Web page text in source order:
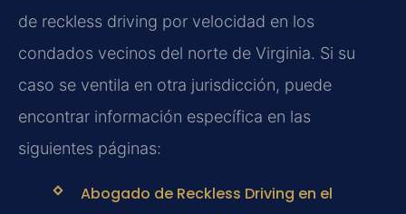
de reckless driving por velocidad en los
condados vecinos del norte de Virginia. Si su
caso se ventila en otra jurisdicción, puede
encontrar información específica en las
siguientes páginas:
Abogado de Reckless Driving en el